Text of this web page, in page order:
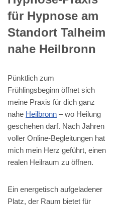
für Hypnose am
Standort Talheim
nahe Heilbronn
Pünktlich zum
Frühlingsbeginn öffnet sich
meine Praxis für dich ganz
nahe Heilbronn – wo Heilung
geschehen darf. Nach Jahren
voller Online-Begleitungen hat
mich mein Herz geführt, einen
realen Heilraum zu öffnen.
Ein energetisch aufgeladener
Platz, der Raum bietet für